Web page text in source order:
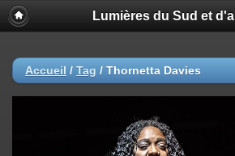
Lumières du Sud et
Accueil / Tag / Thornetta Davies